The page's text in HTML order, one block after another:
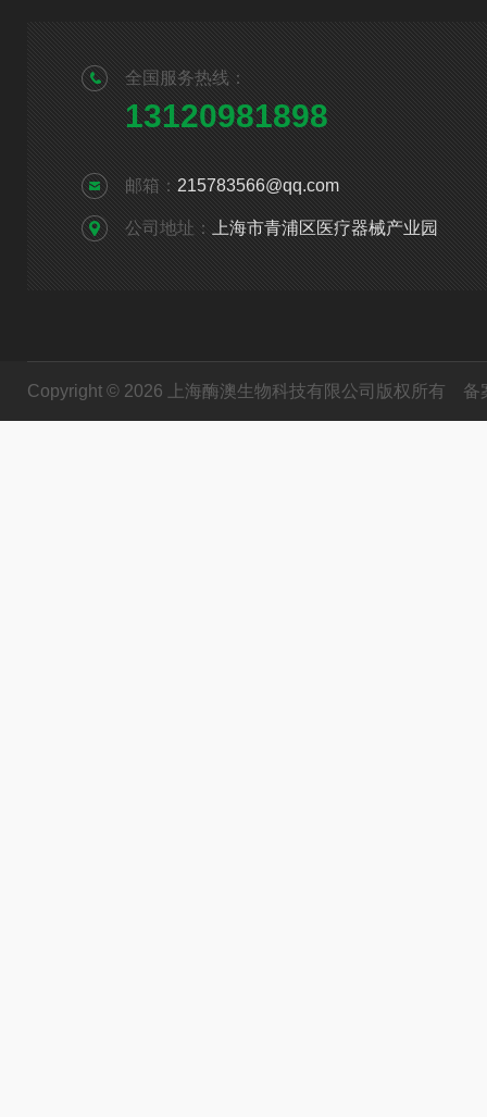
全国服务热线：
13120981898
邮箱： 215783566@qq.com
公司地址： 上海市青浦区医疗器械产业园
Copyright © 2026 上海酶澳生物科技有限公司版权所有 备